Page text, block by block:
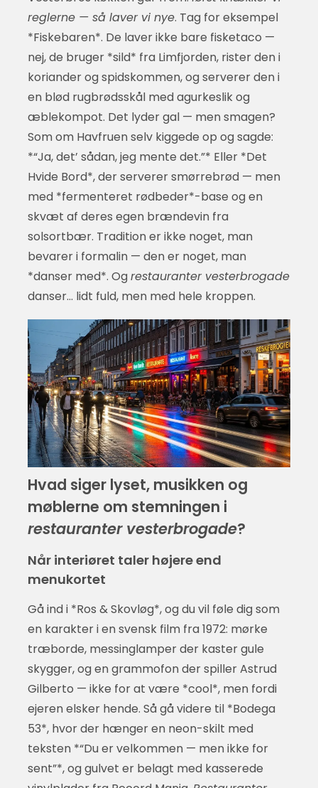
reglerne — så laver vi nye. Tag for eksempel
*Fiskebaren*. De laver ikke bare fisketaco —
nej, de bruger *sild* fra Limfjorden, rister den i
koriander og spidskommen, og serverer den i
en blød rugbrødsskål med agurkeslik og
æblekompot. Det lyder gal — men smagen?
Som om Havfruen selv kiggede op og sagde:
*“Ja, det’ sådan, jeg mente det.”* Eller *Det
Hvide Bord*, der serverer smørrebrød — men
med *fermenteret rødbeder*-base og en
skvæt af deres egen brændevin fra
solsortbær. Tradition er ikke noget, man
bevarer i formalin — den er noget, man
*danser med*. Ogrestauranter vesterbrogade
danser… lidt fuld, men med hele kroppen.
Hvad siger lyset, musikken og
møblerne om stemningen i
restauranter vesterbrogade?
Når interiøret taler højere end
menukortet
Gå ind i *Ros & Skovløg*, og du vil føle dig som
en karakter i en svensk film fra 1972: mørke
træborde, messinglamper der kaster gule
skygger, og en grammofon der spiller Astrud
Gilberto — ikke for at være *cool*, men fordi
ejeren elsker hende. Så gå videre til *Bodega
53*, hvor der hænger en neon-skilt med
teksten *“Du er velkommen — men ikke for
sent”*, og gulvet er belagt med kasserede